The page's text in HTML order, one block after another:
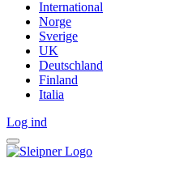
International
Norge
Sverige
UK
Deutschland
Finland
Italia
Log ind